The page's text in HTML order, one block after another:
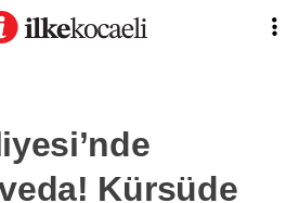
Kürsüde